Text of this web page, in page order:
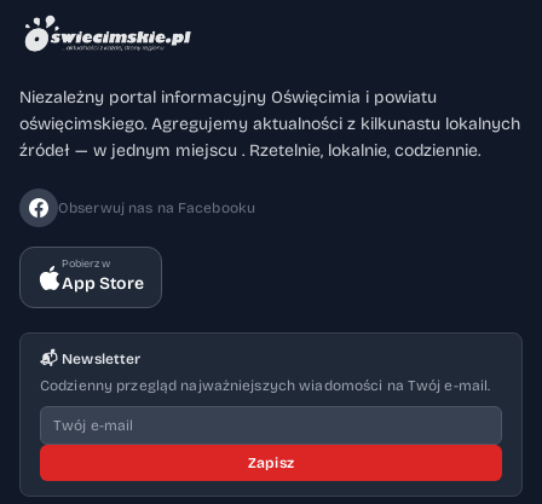
Niezależny portal informacyjny Oświęcimia i powiatu
oświęcimskiego. Agregujemy aktualności z kilkunastu lokalnych
źródeł — w jednym miejscu . Rzetelnie, lokalnie, codziennie.
Obserwuj nas na Facebooku
Pobierz w
App Store
📬 Newsletter
Codzienny przegląd najważniejszych wiadomości na Twój e-mail.
Zapisz